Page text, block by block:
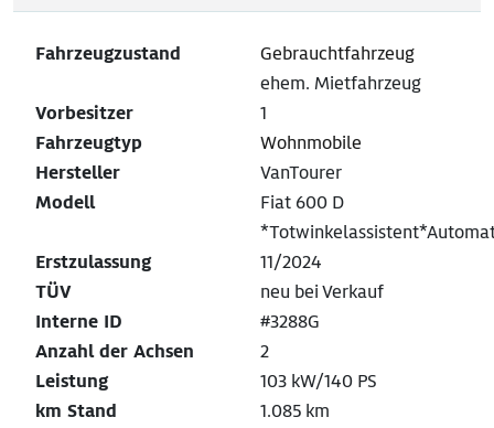
Fahrzeugzustand
Gebrauchtfahrzeug
ehem. Mietfahrzeug
Vorbesitzer
1
Fahrzeugtyp
Wohnmobile
Hersteller
VanTourer
Modell
Fiat 600 D
Erstzulassung
11/2024
TÜV
neu bei Verkauf
Interne ID
#3288G
Anzahl der Achsen
2
Leistung
103 kW/140 PS
km Stand
1.085 km